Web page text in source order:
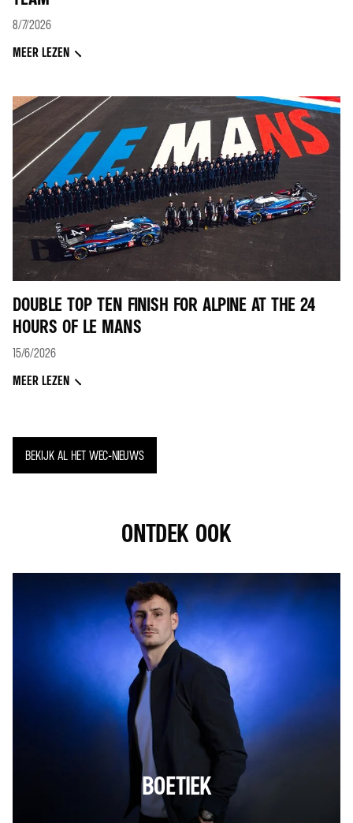
8/7/2026
MEER LEZEN
DOUBLE TOP TEN FINISH FOR ALPINE AT THE 24
HOURS OF LE MANS
15/6/2026
MEER LEZEN
BEKIJK AL HET WEC-NIEUWS
ONTDEK OOK
BOETIEK